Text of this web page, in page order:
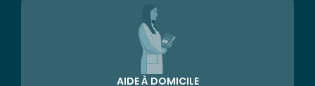
AIDE À DOMICILE